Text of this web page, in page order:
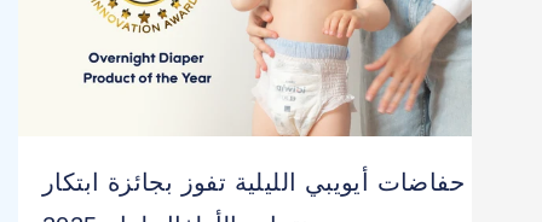
حفاضات أيويبي الليلية تفوز بجائزة ابتكار